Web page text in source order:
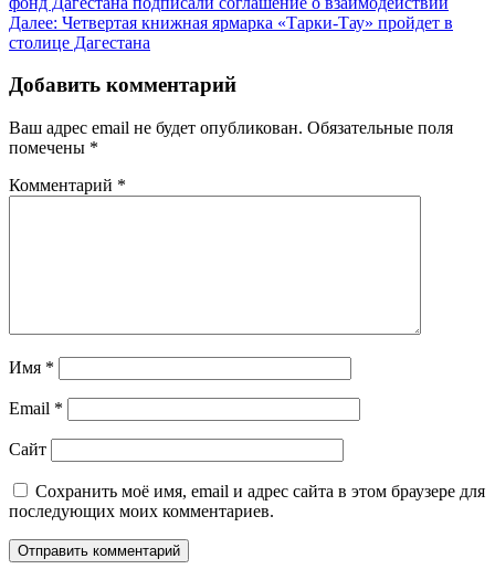
по
записям
Далее: Четвертая книжная ярмарка «Тарки-Тау» пройдет в
столице Дагестана
Добавить комментарий
Ваш адрес email не будет опубликован. Обязательные поля
помечены *
Комментарий *
Имя *
Email *
Сайт
Сохранить моё имя, email и адрес сайта в этом браузере для
последующих моих комментариев.